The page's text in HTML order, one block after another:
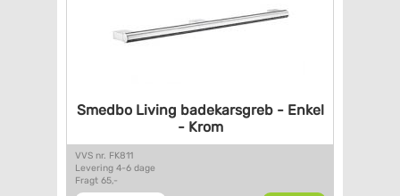
Smedbo Living badekarsgreb -Enkel
- Krom
VVS nr. FK811
Levering 4-6 dage
Fragt 65,-